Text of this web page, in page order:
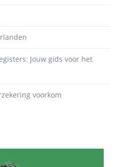
Jouw gids voor het
voorkom